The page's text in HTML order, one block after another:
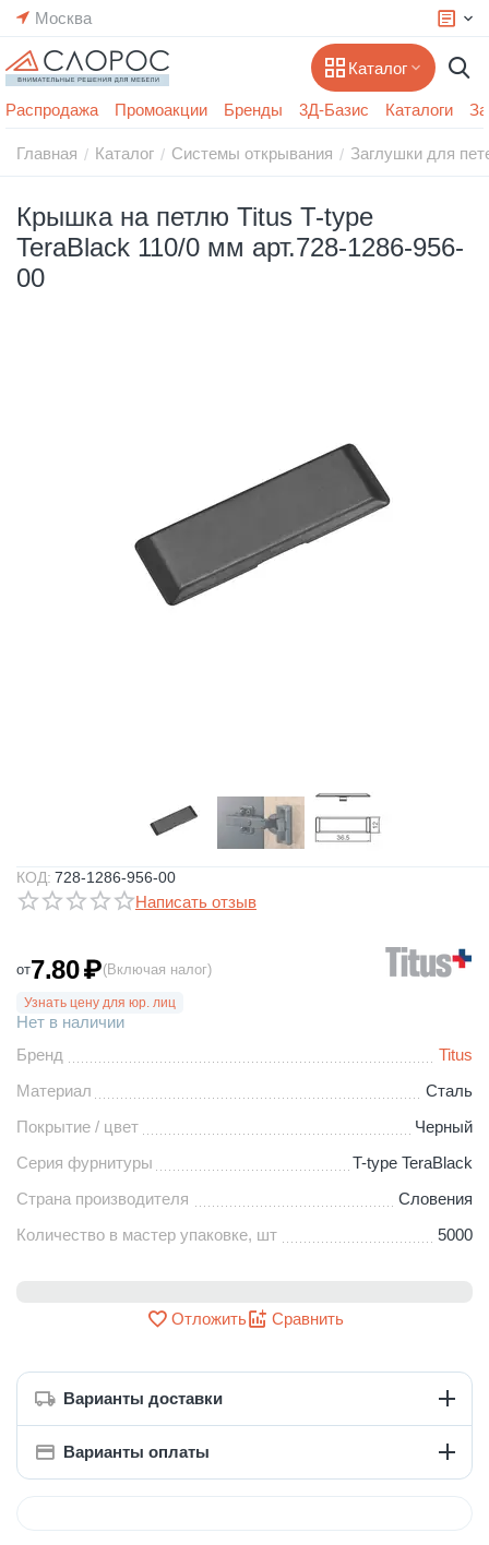
Москва
Каталог
Распродажа Промоакции Бренды 3Д-Базис Каталоги
Главная / Каталог / Системы открывания / Заглушки для
Крышка на петлю Titus T-type
TeraBlack 110/0 мм арт.728-1286-956-
00
КОД: 728-1286-956-00
Написать отзыв
от7.80₽(Включая налог)
Узнать цену для юр. лиц
Нет в наличии
Бренд
Titus
Материал
Сталь
Покрытие / цвет
Черный
Серия фурнитуры
T-type TeraBlack
Страна производителя
Словения
Количество в мастер упаковке, шт
5000
Отложить Сравнить
Варианты доставки
Варианты оплаты